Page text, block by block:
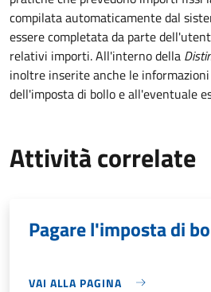
compilata automaticamente dal
essere completata da parte
relativi importi.All'interno della
inoltre inserite anche le
dell'imposta di bollo e all'eventuale
Attività correlate
Pagare l'imposta di
VAI ALLA PAGINA